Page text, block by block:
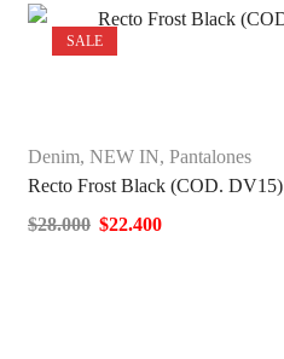
SALE
Denim, NEW IN, Pantalones
Recto Frost Black (COD. DV15)
$28.000 $22.400